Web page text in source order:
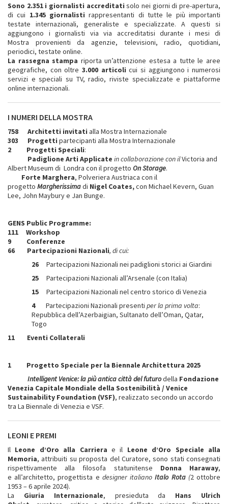
Sono 2.351 i giornalisti accreditati solo nei giorni di pre-apertura,
di cui 1.345 giornalistirappresentanti di tutte le più importanti
testate internazionali, generaliste e specializzate. A questi si
aggiungono i giornalisti via via accreditatisi durante i mesi di
Mostra provenienti da agenzie, televisioni, radio, quotidiani,
periodici, testate online.
La rassegna stampa riporta un’attenzione estesa a tutte le aree
geografiche, con oltre 3.000 articoli cui si aggiungono i numerosi
servizi e speciali su TV, radio, riviste specializzate e piattaforme
online internazionali.
I NUMERI DELLA MOSTRA
758 Architetti invitati alla Mostra Internazionale
303
Progetti partecipanti alla Mostra Internazionale
2 Progetti Speciali:
Padiglione Arti Applicate in collaborazione con ilVictoria and
Albert Museum di Londra con il progetto On Storage.
Forte Marghera, Polveriera Austriaca con il
progetto Margherissimadi Nigel Coates,con Michael Kevern, Guan
Lee, John Maybury e Jan Bunge.
GENS Public Programme:
111 Workshop
9 Conferenze
66 Partecipazioni Nazionali, di cui:
26 Partecipazioni Nazionali nei padiglioni storici ai Giardini
25
Partecipazioni Nazionali all’Arsenale (con Italia)
15 Partecipazioni Nazionali nel centro storico di Venezia
4
Partecipazioni Nazionali presentiper la prima volta:
Repubblica dell’Azerbaigian, Sultanato dell’Oman, Qatar,
Togo
11 Eventi Collaterali
1 Progetto Speciale per la Biennale Architettura 2025
Intelligent Venice: la più antica città del futurodella Fondazione
Venezia Capitale Mondiale della Sostenibilità / Venice
Sustainability Foundation (VSF), realizzato secondo un accordo
tra La Biennale di Venezia e VSF.
LEONI E PREMI
Il Leone d’Oro alla Carriera e il Leone d’Oro Speciale alla
Memoria, attribuiti su proposta del Curatore, sono stati consegnati
rispettivamente alla filosofa statunitense Donna Haraway,
e all’architetto, progettista e designer italianoItalo Rota (2 ottobre
1953 – 6 aprile 2024).
La Giuria Internazionale, presieduta da Hans Ulrich